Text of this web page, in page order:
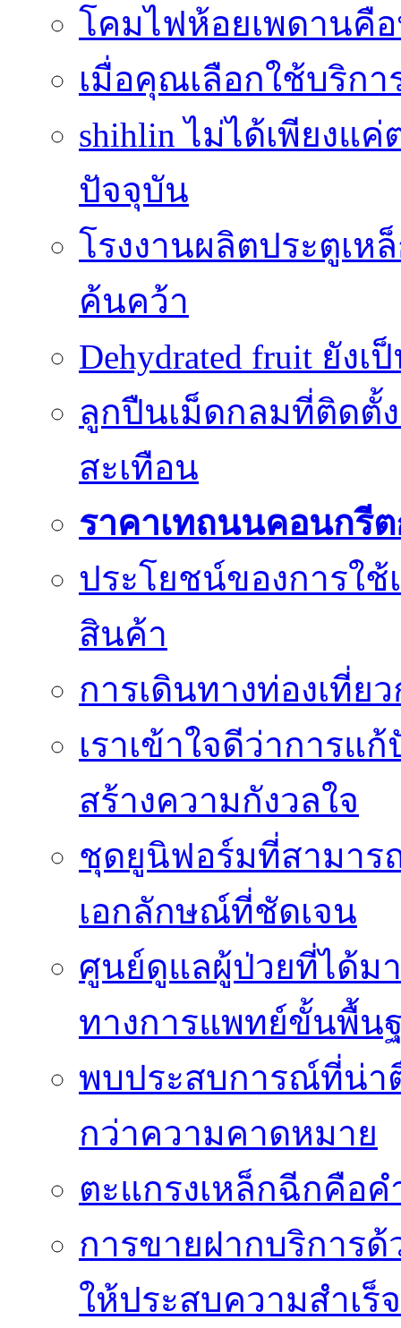
โคมไฟห้อยเพดานคื
เมื่อคุณเลือกใช้บริก
shihlin ไม่ได้เพียงแ
ปัจจุบัน
โรงงานผลิตประตูเห
ค้นคว้า
Dehydrated fruit ยัง
ลูกปืนเม็ดกลมที่ติดตั้
สะเทือน
ราคาเทถนนคอนกรีต
ประโยชน์ของการใ
สินค้า
การเดินทางท่องเที่ย
เราเข้าใจดีว่าการแ
สร้างความกังวลใจ
ชุดยูนิฟอร์มที่สามาร
เอกลักษณ์ที่ชัดเจน
ศูนย์ดูแลผู้ป่วยที่ได้ม
ทางการแพทย์ขั้นพื้น
พบประสบการณ์ที่น่าตื่
กว่าความคาดหมาย
ตะแกรงเหล็กฉีกคือ
การขายฝากบริการ
ให้ประสบความสำเร็จ